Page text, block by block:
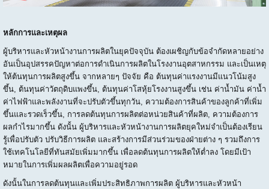
หลักการและเหตุผล
ผู้บริหารและหัวหน้างานการผลิตในยุคปัจจุบัน ต้องเผชิญกับข้อจำกัดหลายอย่าง
อันเป็นอุปสรรคปัญหาต่อการดำเนินการผลิตในโรงงานอุตสาหกรรม และเป็นเหตุ
ให้ต้นทุนการผลิตสูงขึ้น จากหลายๆ ปัจจัย คือ ต้นทุนค่าแรงงานมีแนวโน้มสูง
ขึ้น, ต้นทุนค่าวัตถุดิบแพงขึ้น, ต้นทุนค่าโสหุ้ยโรงงานสูงขึ้น เช่น ค่าน้ำมัน ค่าน้ำ
ค่าไฟฟ้าและพลังงานที่จะปรับตัวขึ้นทุกวัน, ความต้องการสินค้าของลูกค้าที่เพิ่ม
ขึ้นและรวดเร็วขึ้น, การลดต้นทุนการผลิตต่อหน่วยสินค้าที่ผลิต, ความต้องการ
ผลกำไรมากขึ้น ดังนั้น ผู้บริหารและหัวหน้างานการผลิตยุคใหม่จำเป็นต้องเรียน
รู้เพื่อปรับตัว ปรับวิธีการผลิต และสร้างการมีส่วนร่วมของฝ่ายต่าง ๆ รวมถึงการ
ใช้เทคโนโลยีที่ทันสมัยเพิ่มมากขึ้น เพื่อลดต้นทุนการผลิตให้ต่ำลง โดยมีเป้า
หมายในการเพิ่มผลผลิตเพื่อความอยู่รอด
ดังนั้นในการลดต้นทุนและเพิ่มประสิทธิภาพการผลิต ผู้บริหารและหัวหน้า